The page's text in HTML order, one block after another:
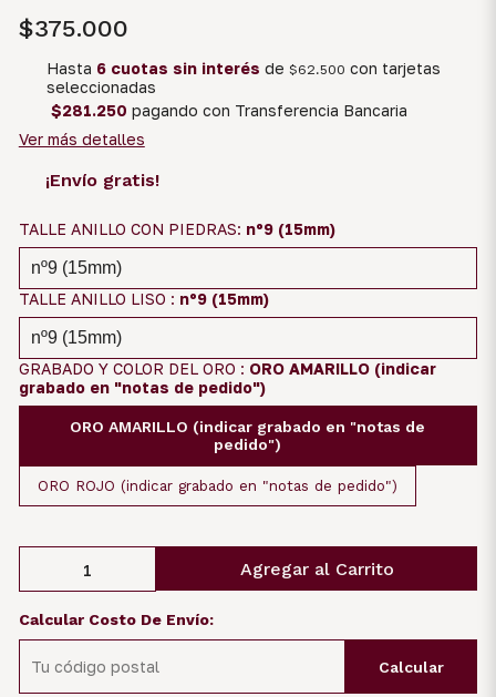
$375.000
Hasta 6 cuotas sin interés de $62.500 con tarjetas
seleccionadas
$281.250 pagando con Transferencia Bancaria
Ver más detalles
¡Envío gratis!
TALLE ANILLO CON PIEDRAS: nº9 (15mm)
TALLE ANILLO LISO : nº9 (15mm)
GRABADO Y COLOR DEL ORO : ORO AMARILLO (indicar
grabado en "notas de pedido")
ORO AMARILLO (indicar grabado en "notas de
pedido")
ORO ROJO (indicar grabado en "notas de pedido")
Agregar al Carrito
Calcular Costo De Envío:
Calcular